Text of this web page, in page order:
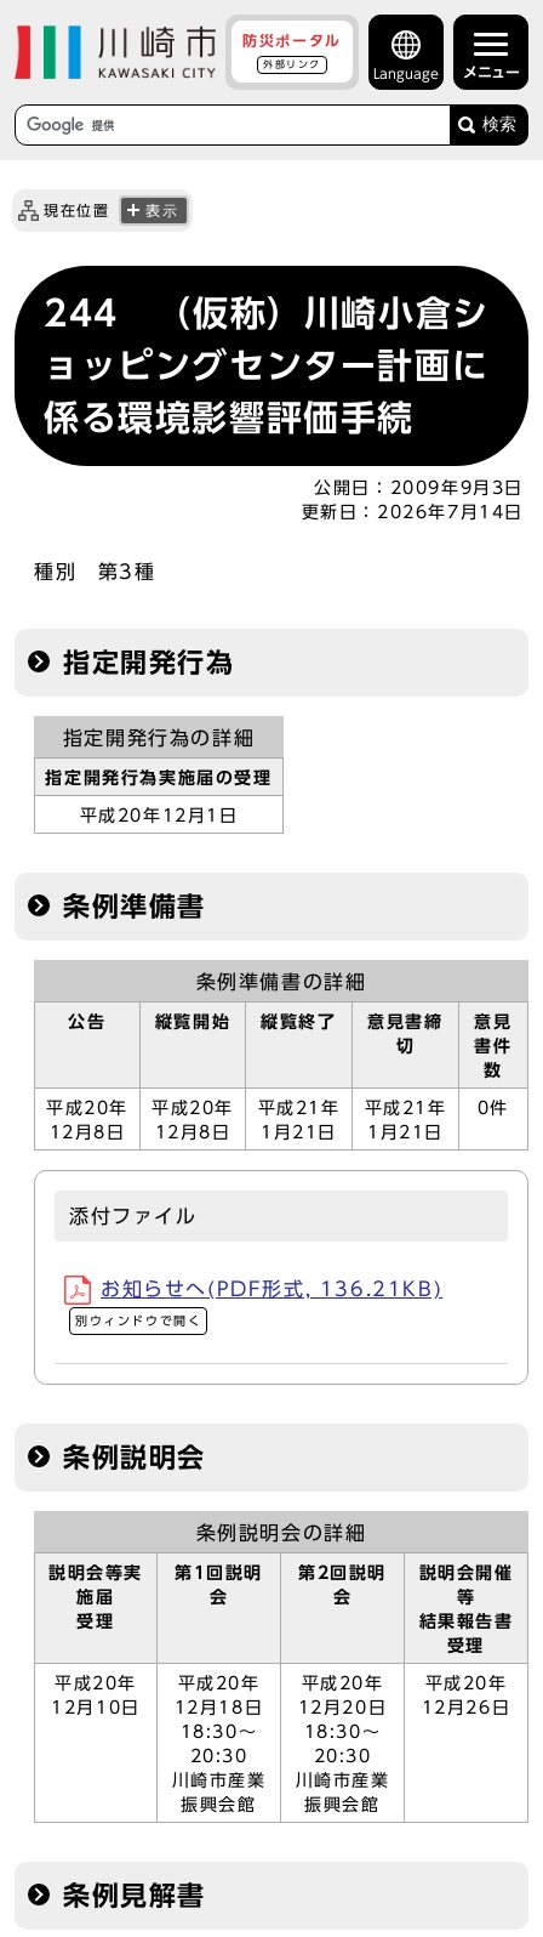
防災ポータル
外部リンク
Language メニュー
検索
現在位置 表示
244 （仮称）川崎小倉シ
ョッピングセンター計画に
係る環境影響評価手続
公開日：
2009年9月3日
更新日： 2026年7月14日
種別 第3種
指定開発行為
指定開発行為の詳細
指定開発行為実施届の受理
平成20年12月1日
条例準備書
条例準備書の詳細
公告 縦覧開始 縦覧終了
意見書締
切
意見
書件
数
平成20年
12月8日
平成20年
12月8日
平成21年
1月21日
平成21年
1月21日
0件
添付ファイル
お知らせへ(PDF形式, 136.21KB)
別ウィンドウで開く
条例説明会
条例説明会の詳細
説明会等実
施届
受理
第1回説明
会
第2回説明
会
説明会開催
等
結果報告書
受理
平成20年
12月10日
平成20年
12月18日
18:30～
20:30
川崎市産業
振興会館
平成20年
12月20日
18:30～
20:30
川崎市産業
振興会館
平成20年
12月26日
条例見解書